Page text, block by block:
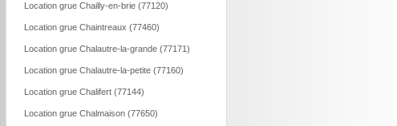
Location grue Chailly-en-brie (77120)
Location grue Chaintreaux (77460)
Location grue Chalautre-la-grande (77171)
Location grue Chalautre-la-petite (77160)
Location grue Chalifert (77144)
Location grue Chalmaison (77650)